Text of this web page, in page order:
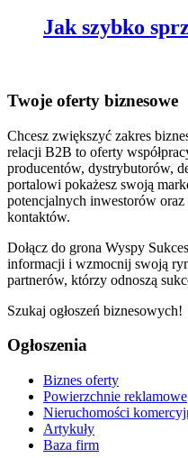
Jak szybko
Twoje oferty biznesowe
Chcesz zwiększyć zakres
relacji B2B to oferty
producentów, dystrybutorów,
portalowi pokażesz swoją
potencjalnych inwestorów
kontaktów.
Dołącz do grona Wyspy
informacji i wzmocnij swoją
partnerów, którzy odnoszą
Szukaj ogłoszeń biznesowych!
Ogłoszenia
Biznes oferty
Powierzchnie reklamowe
Nieruchomości
Artykuły
Baza firm